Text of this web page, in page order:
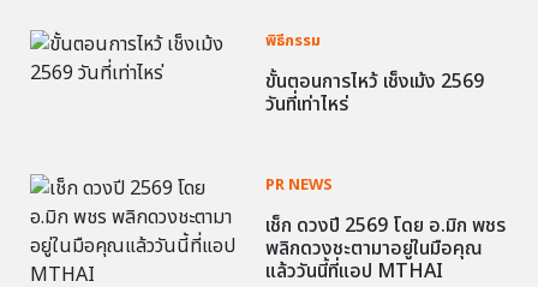
พิธีกรรม
ขั้นตอนการไหว้ เช็งเม้ง 2569
วันที่เท่าไหร่
PR NEWS
เช็ก ดวงปี 2569 โดย อ.มิก พชร
พลิกดวงชะตามาอยู่ในมือคุณ
แล้ววันนี้ที่แอป MTHAI